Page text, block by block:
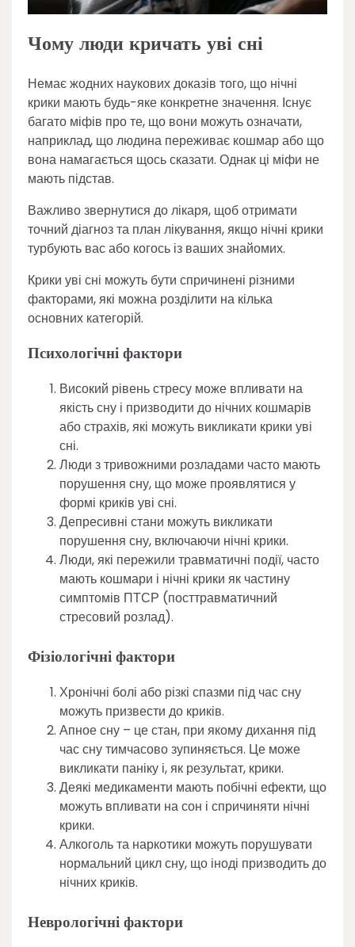
Чому люди кричать уві сні
Немає жодних наукових доказів того, що нічні
крики мають будь-яке конкретне значення. Існує
багато міфів про те, що вони можуть означати,
наприклад, що людина переживає кошмар або що
вона намагається щось сказати. Однак ці міфи не
мають підстав.
Важливо звернутися до лікаря, щоб отримати
точний діагноз та план лікування, якщо нічні крики
турбують вас або когось із ваших знайомих.
Крики уві сні можуть бути спричинені різними
факторами, які можна розділити на кілька
основних категорій.
Психологічні фактори
Високий рівень стресу може впливати на
якість сну і призводити до нічних кошмарів
або страхів, які можуть викликати крики уві
сні.
Люди з тривожними розладами часто мають
порушення сну, що може проявлятися у
формі криків уві сні.
Депресивні стани можуть викликати
порушення сну, включаючи нічні крики.
Люди, які пережили травматичні події, часто
мають кошмари і нічні крики як частину
симптомів ПТСР (посттравматичний
стресовий розлад).
Фізіологічні фактори
Хронічні болі або різкі спазми під час сну
можуть призвести до криків.
Апное сну – це стан, при якому дихання під
час сну тимчасово зупиняється. Це може
викликати паніку і, як результат, крики.
Деякі медикаменти мають побічні ефекти, що
можуть впливати на сон і спричиняти нічні
крики.
Алкоголь та наркотики можуть порушувати
нормальний цикл сну, що іноді призводить до
нічних криків.
Неврологічні фактори